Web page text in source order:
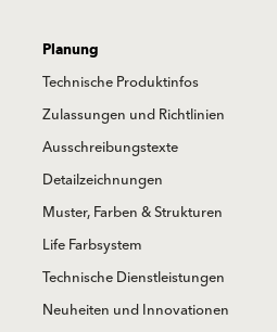
Planung
Technische Produktinfos
Zulassungen und Richtlinien
Ausschreibungstexte
Detailzeichnungen
Muster, Farben & Strukturen
Life Farbsystem
Technische Dienstleistungen
Neuheiten und Innovationen